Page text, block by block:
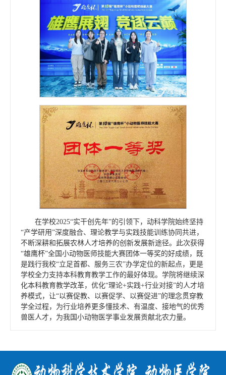
在学校2025“实干创先年”的引领下，动科学院始终坚持
“产学研用”深度融合、理论教学与实践技能训练协同共进，
不断深耕和拓展农林人才培养的创新发展新途径。此次获得
“雄鹰杯”全国小动物医师技能大赛团体一等奖的好成绩，既
是践行我校“立足首都、服务三农”办学定位的新起点，更是
学校全力支持本科教育教学工作的最好体现。学院将继续深
化本科教育教学改革，优化“理论+实践+行业对接”的人才培
养模式，让“以赛促教、以赛促学、以赛促进”的理念贯穿教
学全过程，为行业培养更多懂技术、有温度、接地气的优秀
兽医人才，为我国小动物医学事业发展贡献北农力量。